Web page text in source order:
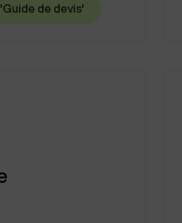
de devis'